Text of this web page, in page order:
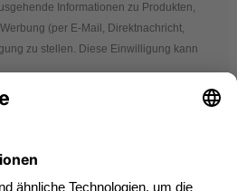
Informationen zu Produkten,
(per E-Mail, Direktnachricht,
zu stellen. Diese Einwilligung kann